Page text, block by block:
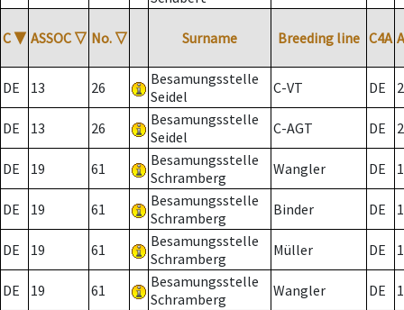
C ▼ ASSOC ▽ No. ▽ Surname Breeding line C4A
DE 13 26
Besamungsstelle
Seidel
C-VT DE 2
DE 13 26
Besamungsstelle
Seidel
C-AGT DE 2
DE 19 61
Besamungsstelle
Schramberg
Wangler DE
DE 19 61
Besamungsstelle
Schramberg
Binder DE 1
DE 19 61
Besamungsstelle
Schramberg
Müller DE
DE 19 61
Besamungsstelle
Schramberg
Wangler DE